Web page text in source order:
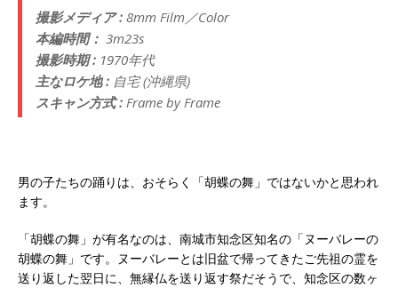
撮影メディア : 8mm Film／Color
本編時間： 3m23s
撮影時期 : 1970年代
主なロケ地 : 自宅 (沖縄県)
スキャン方式 : Frame by Frame
男の子たちの踊りは、おそらく「胡蝶の舞」ではないかと思われ
ます。
「胡蝶の舞」が有名なのは、南城市知念区知名の「ヌーバレーの
胡蝶の舞」です。ヌーバレーとは旧盆で帰ってきたご先祖の霊を
送り返した翌日に、無縁仏を送り返す祭だそうで、知念区の数ヶ